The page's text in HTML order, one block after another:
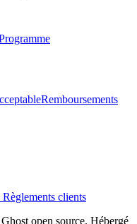
Remboursements
clients
open source. Hébergé